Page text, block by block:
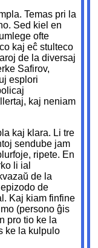
Temas pri la
Sed kiel en
ofte
kaj eĉ stulteco
de la diversaj
Safirov,
esplori
kaj neniam
kaj klara. Li tre
sendube jam
ripete. En
li ial
de la
de
Kaj kiam finfine
(persono ĝis
pro tio ke la
ke la kulpulo